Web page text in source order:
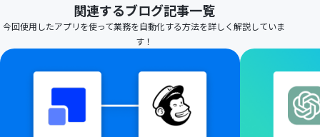
関連するブログ記事一覧
今回使用したアプリを使って業務を自動化する方法を詳しく解説していま
す！